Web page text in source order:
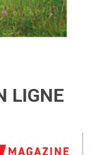
LIGNE